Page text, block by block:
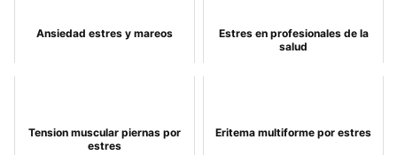
Ansiedad estres y mareos
Estres en profesionales de la
salud
Tension muscular piernas por
estres
Eritema multiforme por estres